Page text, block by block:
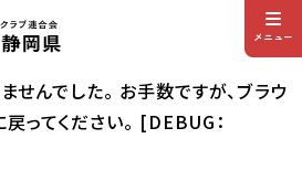
メニュー
せんでした。 お手数ですが、ブラウ
ってください。 [DEBUG：